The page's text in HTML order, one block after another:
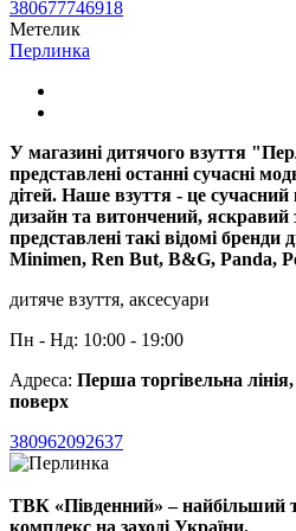
380677746918
Метелик
Перлинка
У магазині дитячого взуття
представлені останні сучасні
дітей. Наше взуття - це
дизайн та витончений, яскравий
представлені такі відомі бренди
Minimen, Ren But, B&G, Panda,
дитяче взуття, аксесуари
Пн - Нд: 10:00 - 19:00
Адреса: Перша торгівельна
поверх
380962092637
ТВК «Південний» – найбільший
комплекс на заході України.